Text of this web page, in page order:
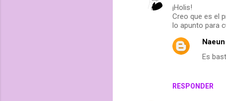
¡Holis!
Creo que es el
lo apunto para
RESPONDER
Naeun
Es